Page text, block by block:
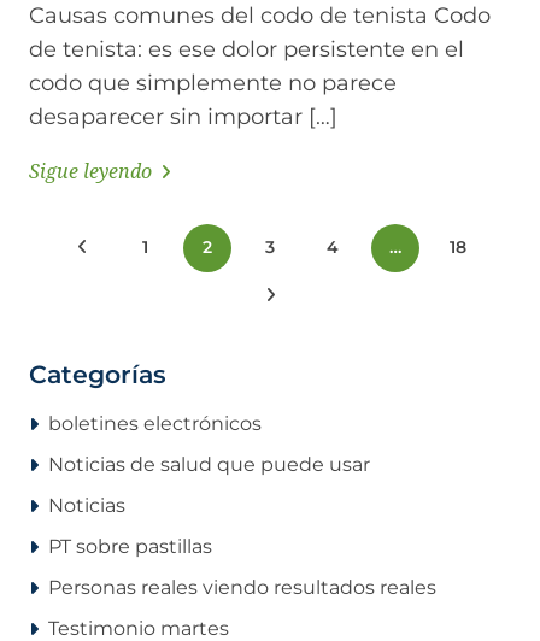
Causas comunes del codo de tenista Codo
de tenista: es ese dolor persistente en el
codo que simplemente no parece
desaparecer sin importar […]
Sigue leyendo
Paginación
Publicaciones anteriores
1 2 3 4 … 18
Siguientes publicaciones
Categorías
boletines electrónicos
Noticias de salud que puede usar
Noticias
PT sobre pastillas
Personas reales viendo resultados reales
Testimonio martes